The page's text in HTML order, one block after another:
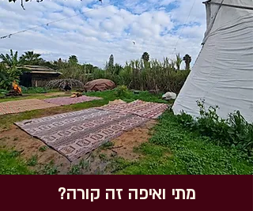
מתי ואיפה זה קורה?